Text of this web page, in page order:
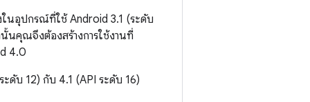
ในอุปกรณ์ที่ใช้ Android 3.1 (ระดับ
นคุณจึงต้องสร้างการใช้งานที่
4.0
ะดับ 12) กับ 4.1 (API ระดับ 16)